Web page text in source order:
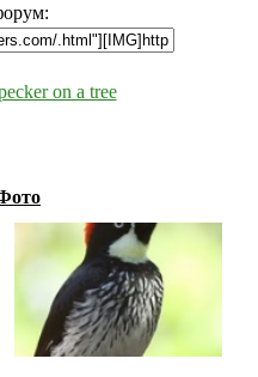
on a tree